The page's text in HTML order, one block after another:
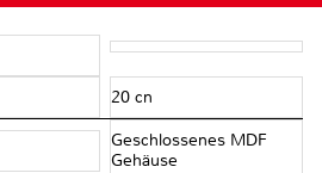
20 cn
Geschlossenes MDF
Gehäuse